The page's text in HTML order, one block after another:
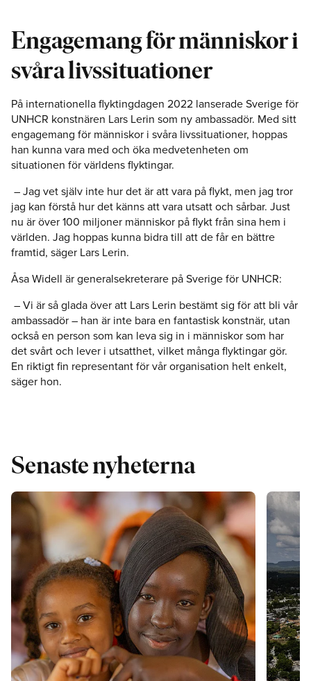
Engagemang för människor i
svåra livssituationer
På internationella flyktingdagen 2022 lanserade Sverige för
UNHCR konstnären Lars Lerin som ny ambassadör. Med sitt
engagemang för människor i svåra livssituationer, hoppas
han kunna vara med och öka medvetenheten om
situationen för världens flyktingar.
– Jag vet själv inte hur det är att vara på flykt, men jag tror
jag kan förstå hur det känns att vara utsatt och sårbar. Just
nu är över 100 miljoner människor på flykt från sina hem i
världen. Jag hoppas kunna bidra till att de får en bättre
framtid, säger Lars Lerin.
Åsa Widell är generalsekreterare på Sverige för UNHCR:
– Vi är så glada över att Lars Lerin bestämt sig för att bli vår
ambassadör – han är inte bara en fantastisk konstnär, utan
också en person som kan leva sig in i människor som har
det svårt och lever i utsatthet, vilket många flyktingar gör.
En riktigt fin representant för vår organisation helt enkelt,
säger hon.
Senaste nyheterna